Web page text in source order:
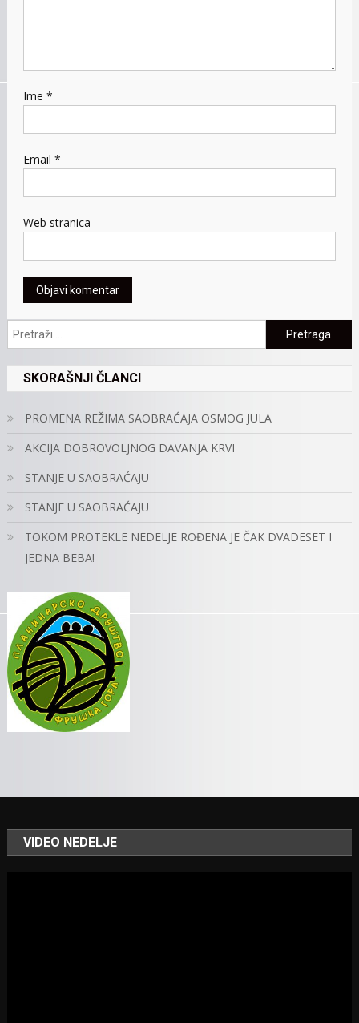
Ime *
Email *
Web stranica
Pretraga:
SKORAŠNJI ČLANCI
PROMENA REŽIMA SAOBRAĆAJA OSMOG JULA
AKCIJA DOBROVOLJNOG DAVANJA KRVI
STANJE U SAOBRAĆAJU
STANJE U SAOBRAĆAJU
TOKOM PROTEKLE NEDELJE ROĐENA JE ČAK DVADESET I
JEDNA BEBA!
VIDEO NEDELJE